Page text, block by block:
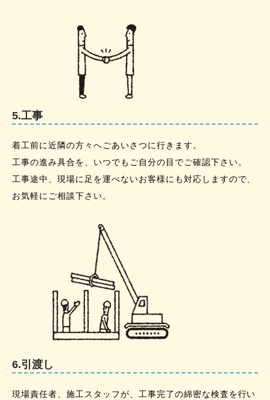
5.工事
着工前に近隣の方々へごあいさつに行きます。
工事の進み具合を、いつでもご自分の目でご確認下さい。
工事途中、現場に足を運べないお客様にも対応しますので、
お気軽にご相談下さい。
6.引渡し
現場責任者、施工スタッフが、工事完了の綿密な検査を行い